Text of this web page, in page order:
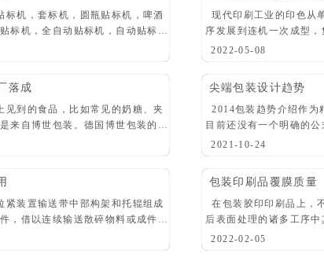
标机，套标机，圆瓶贴标机，啤酒
标机，全自动贴标机，自动贴标
签机，热熔胶贴标机。这些产品可
面或多面粘贴，柱面
现代印刷工业的印色从
序发展到连机一次成型，
一体。在机电一体化的
列新问题，商标弯曲就是
2022-05-08
落成
见到的食品，比如常见的奶糖、夹
自博世包装。德国博世包装的
新出品的机器，每分钟能让2000
，位
尖端包装设计趋势
2014包装趋势介绍作为
目前还没有一个明确的公
可以看到：在包装设计
前沿的包装设计您的产品
2021-10-24
紧装置输送带中部构架和托辊组成
，借以连续输送散碎物料或成件
擦驱动以连续方式运输物料的机
一定的输送线上，从
包装印刷品覆膜质量
在包装胶印印刷品上，
后表面处理的诸多工序
程中会遇到很多的质量
胶印印刷有关。我们说，
2022-02-05